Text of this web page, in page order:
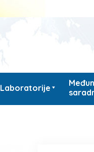
Laboratorije